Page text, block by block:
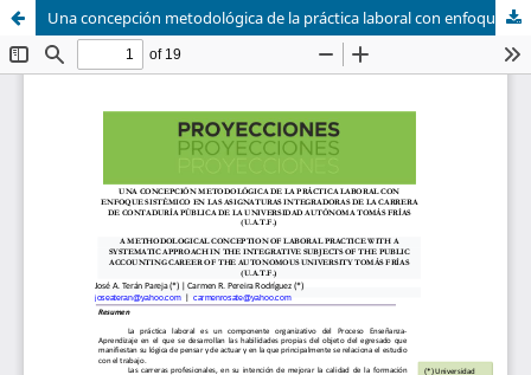
Una concepción metodológica de la práctica laboral con enfoque sistémico en las asignaturas integradoras de la carrera de contaduría pública de la Universidad Autónoma Tomás Frías (U.A.T.F.)